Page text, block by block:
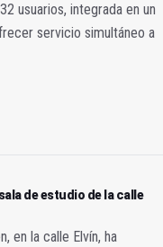
usuarios, integrada en un
servicio simultáneo a
de estudio de la calle
en la calle Elvín, ha